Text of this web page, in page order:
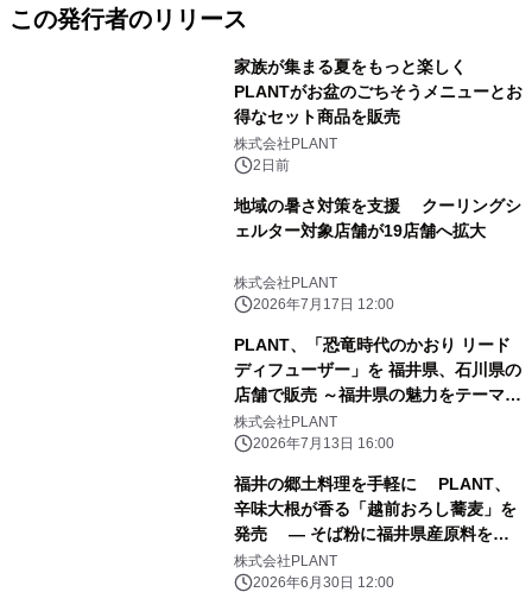
この発行者のリリース
家族が集まる夏をもっと楽しく
PLANTがお盆のごちそうメニューとお
得なセット商品を販売
株式会社PLANT
2日前
地域の暑さ対策を支援 クーリングシ
ェルター対象店舗が19店舗へ拡大
株式会社PLANT
2026年7月17日 12:00
PLANT、「恐竜時代のかおり リード
ディフューザー」を 福井県、石川県の
店舗で販売 ～福井県の魅力をテーマに
開発された香りをご家庭でも～
株式会社PLANT
2026年7月13日 16:00
福井の郷土料理を手軽に PLANT、
辛味大根が香る「越前おろし蕎麦」を
発売 ― そば粉に福井県産原料を
100％使用、本格仕立ての味わい ―
株式会社PLANT
2026年6月30日 12:00